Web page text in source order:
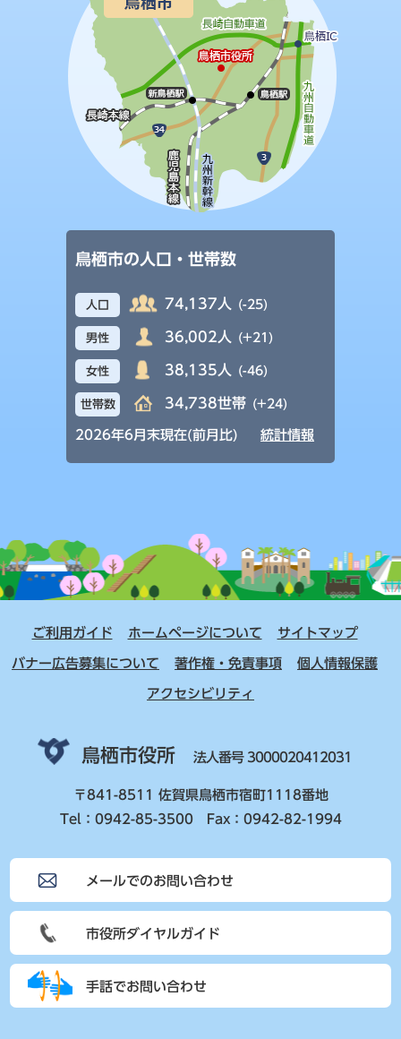
鳥栖市の人口・世帯数
人口 74,137人 (-25)
男性 36,002人 (+21)
女性 38,135人 (-46)
世帯数 34,738世帯 (+24)
2026年6月末現在(前月比) 統計情報
ご利用ガイド ホームページについて サイトマップ
バナー広告募集について 著作権・免責事項 個人情報保護
アクセシビリティ
鳥栖市役所 法人番号 3000020412031
〒841-8511 佐賀県鳥栖市宿町1118番地
Tel：0942-85-3500 Fax：0942-82-1994
メールでのお問い合わせ
市役所ダイヤルガイド
手話でお問い合わせ